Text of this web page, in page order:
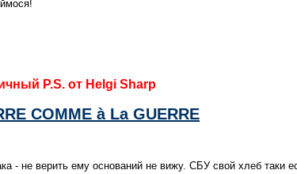
P.S. от Helgi Sharp
COMME à La GUERRE
- не верить ему оснований не вижу. СБУ свой хлеб таки